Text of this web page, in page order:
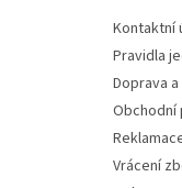
Kontaktní
Pravidla
Doprava
Obchodní
Vrácení